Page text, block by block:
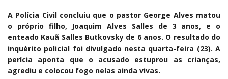
A Polícia Civil concluiu que o pastor George Alves matou
o próprio filho, Joaquim Alves Salles de 3 anos, e o
enteado Kauã Salles Butkovsky de 6 anos. O resultado do
inquérito policial foi divulgado nesta quarta-feira (23). A
perícia aponta que o acusado estuprou as crianças,
agrediu e colocou fogo nelas ainda vivas.